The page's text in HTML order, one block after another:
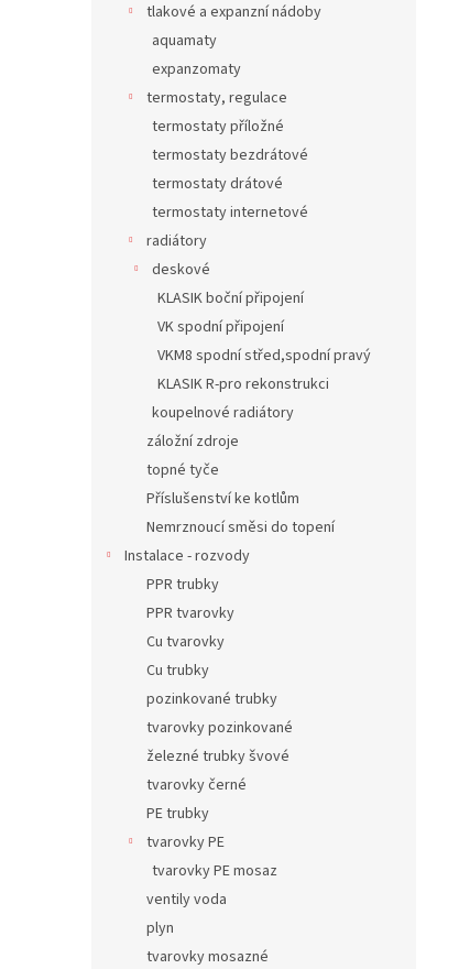
tlakové a expanzní nádoby
aquamaty
expanzomaty
termostaty, regulace
termostaty příložné
termostaty bezdrátové
termostaty drátové
termostaty internetové
radiátory
deskové
KLASIK boční připojení
VK spodní připojení
VKM8 spodní střed,spodní pravý
KLASIK R-pro rekonstrukci
koupelnové radiátory
záložní zdroje
topné tyče
Příslušenství ke kotlům
Nemrznoucí směsi do topení
Instalace - rozvody
PPR trubky
PPR tvarovky
Cu tvarovky
Cu trubky
pozinkované trubky
tvarovky pozinkované
železné trubky švové
tvarovky černé
PE trubky
tvarovky PE
tvarovky PE mosaz
ventily voda
plyn
tvarovky mosazné